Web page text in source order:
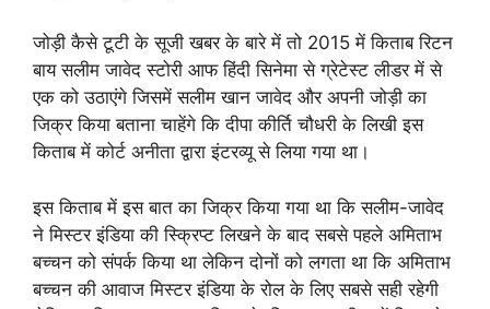
जोड़ी कैसे टूटी के सूजी खबर के बारे में तो 2015 में किताब रिटन
बाय सलीम जावेद स्टोरी आफ हिंदी सिनेमा से ग्रेटेस्ट लीडर में से
एक को उठाएंगे जिसमें सलीम खान जावेद और अपनी जोड़ी का
जिक्र किया बताना चाहेंगे कि दीपा कीर्ति चौधरी के लिखी इस
किताब में कोर्ट अनीता द्वारा इंटरव्यू से लिया गया था।
इस किताब में इस बात का जिक्र किया गया था कि सलीम-जावेद
ने मिस्टर इंडिया की स्क्रिप्ट लिखने के बाद सबसे पहले अमिताभ
बच्चन को संपर्क किया था लेकिन दोनों को लगता था कि अमिताभ
बच्चन की आवाज मिस्टर इंडिया के रोल के लिए सबसे सही रहेगी